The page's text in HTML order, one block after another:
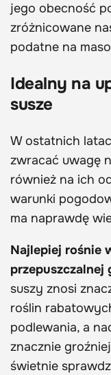
jego obecność
zróżnicowane
podatne na
Idealny na
susze
W ostatnich
zwracać uwagę
również na ich
warunki
ma naprawdę
Najlepiej rośnie
przepuszczalnej
suszy znosi
roślin
podlewania, a
znacznie
świetnie